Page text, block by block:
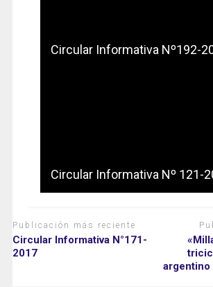
Circular Informativa Nº192-
Circular Informativa Nº 121-
Publicación más reciente
Circular Informativa N°171-
2017
argentino